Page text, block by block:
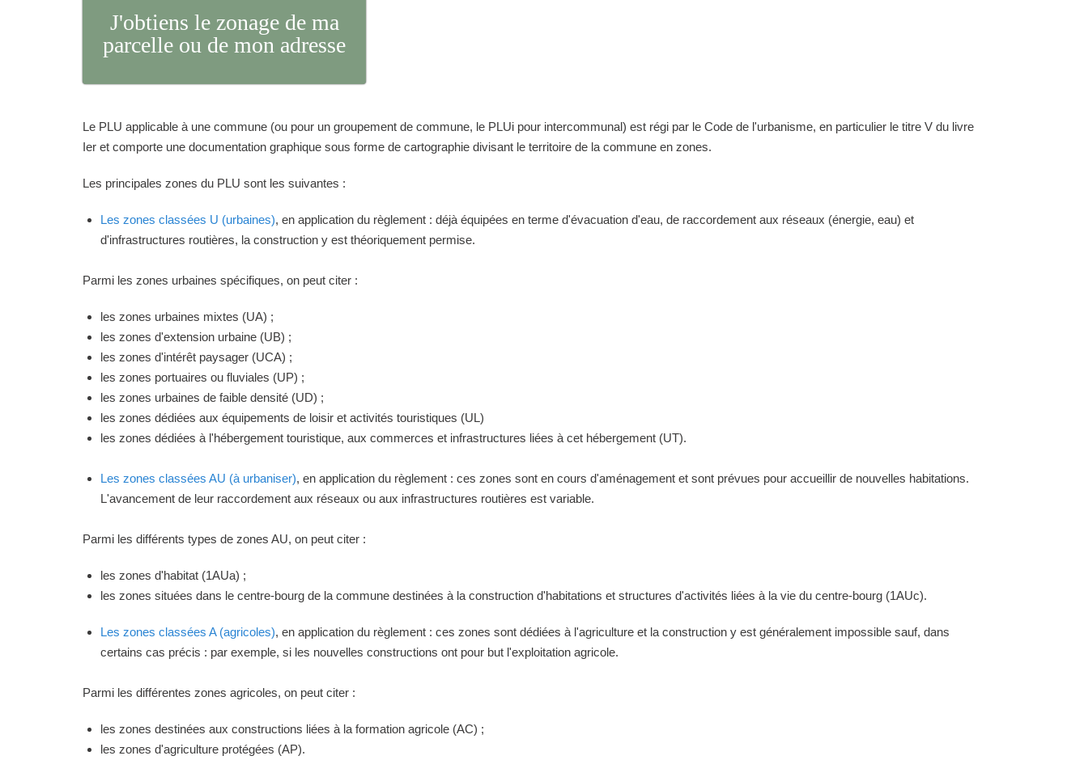
J'obtiens le zonage de ma
parcelle ou de mon adresse
Le PLU applicable à une commune (ou pour un groupement de commune, le PLUi pour intercommunal) est régi par le Code de l'urbanisme, en particulier le titre V du livre
Ier et comporte une documentation graphique sous forme de cartographie divisant le territoire de la commune en zones.
Les principales zones du PLU sont les suivantes :
Les zones classées U (urbaines), en application du règlement : déjà équipées en terme d'évacuation d'eau, de raccordement aux réseaux (énergie, eau) et
d'infrastructures routières, la construction y est théoriquement permise.
Parmi les zones urbaines spécifiques, on peut citer :
les zones urbaines mixtes (UA) ;
les zones d'extension urbaine (UB) ;
les zones d'intérêt paysager (UCA) ;
les zones portuaires ou fluviales (UP) ;
les zones urbaines de faible densité (UD) ;
les zones dédiées aux équipements de loisir et activités touristiques (UL)
les zones dédiées à l'hébergement touristique, aux commerces et infrastructures liées à cet hébergement (UT).
Les zones classées AU (à urbaniser), en application du règlement : ces zones sont en cours d'aménagement et sont prévues pour accueillir de nouvelles habitations.
L'avancement de leur raccordement aux réseaux ou aux infrastructures routières est variable.
Parmi les différents types de zones AU, on peut citer :
les zones d'habitat (1AUa) ;
les zones situées dans le centre-bourg de la commune destinées à la construction d'habitations et structures d'activités liées à la vie du centre-bourg (1AUc).
Les zones classées A (agricoles), en application du règlement : ces zones sont dédiées à l'agriculture et la construction y est généralement impossible sauf, dans
certains cas précis : par exemple, si les nouvelles constructions ont pour but l'exploitation agricole.
Parmi les différentes zones agricoles, on peut citer :
les zones destinées aux constructions liées à la formation agricole (AC) ;
les zones d'agriculture protégées (AP).